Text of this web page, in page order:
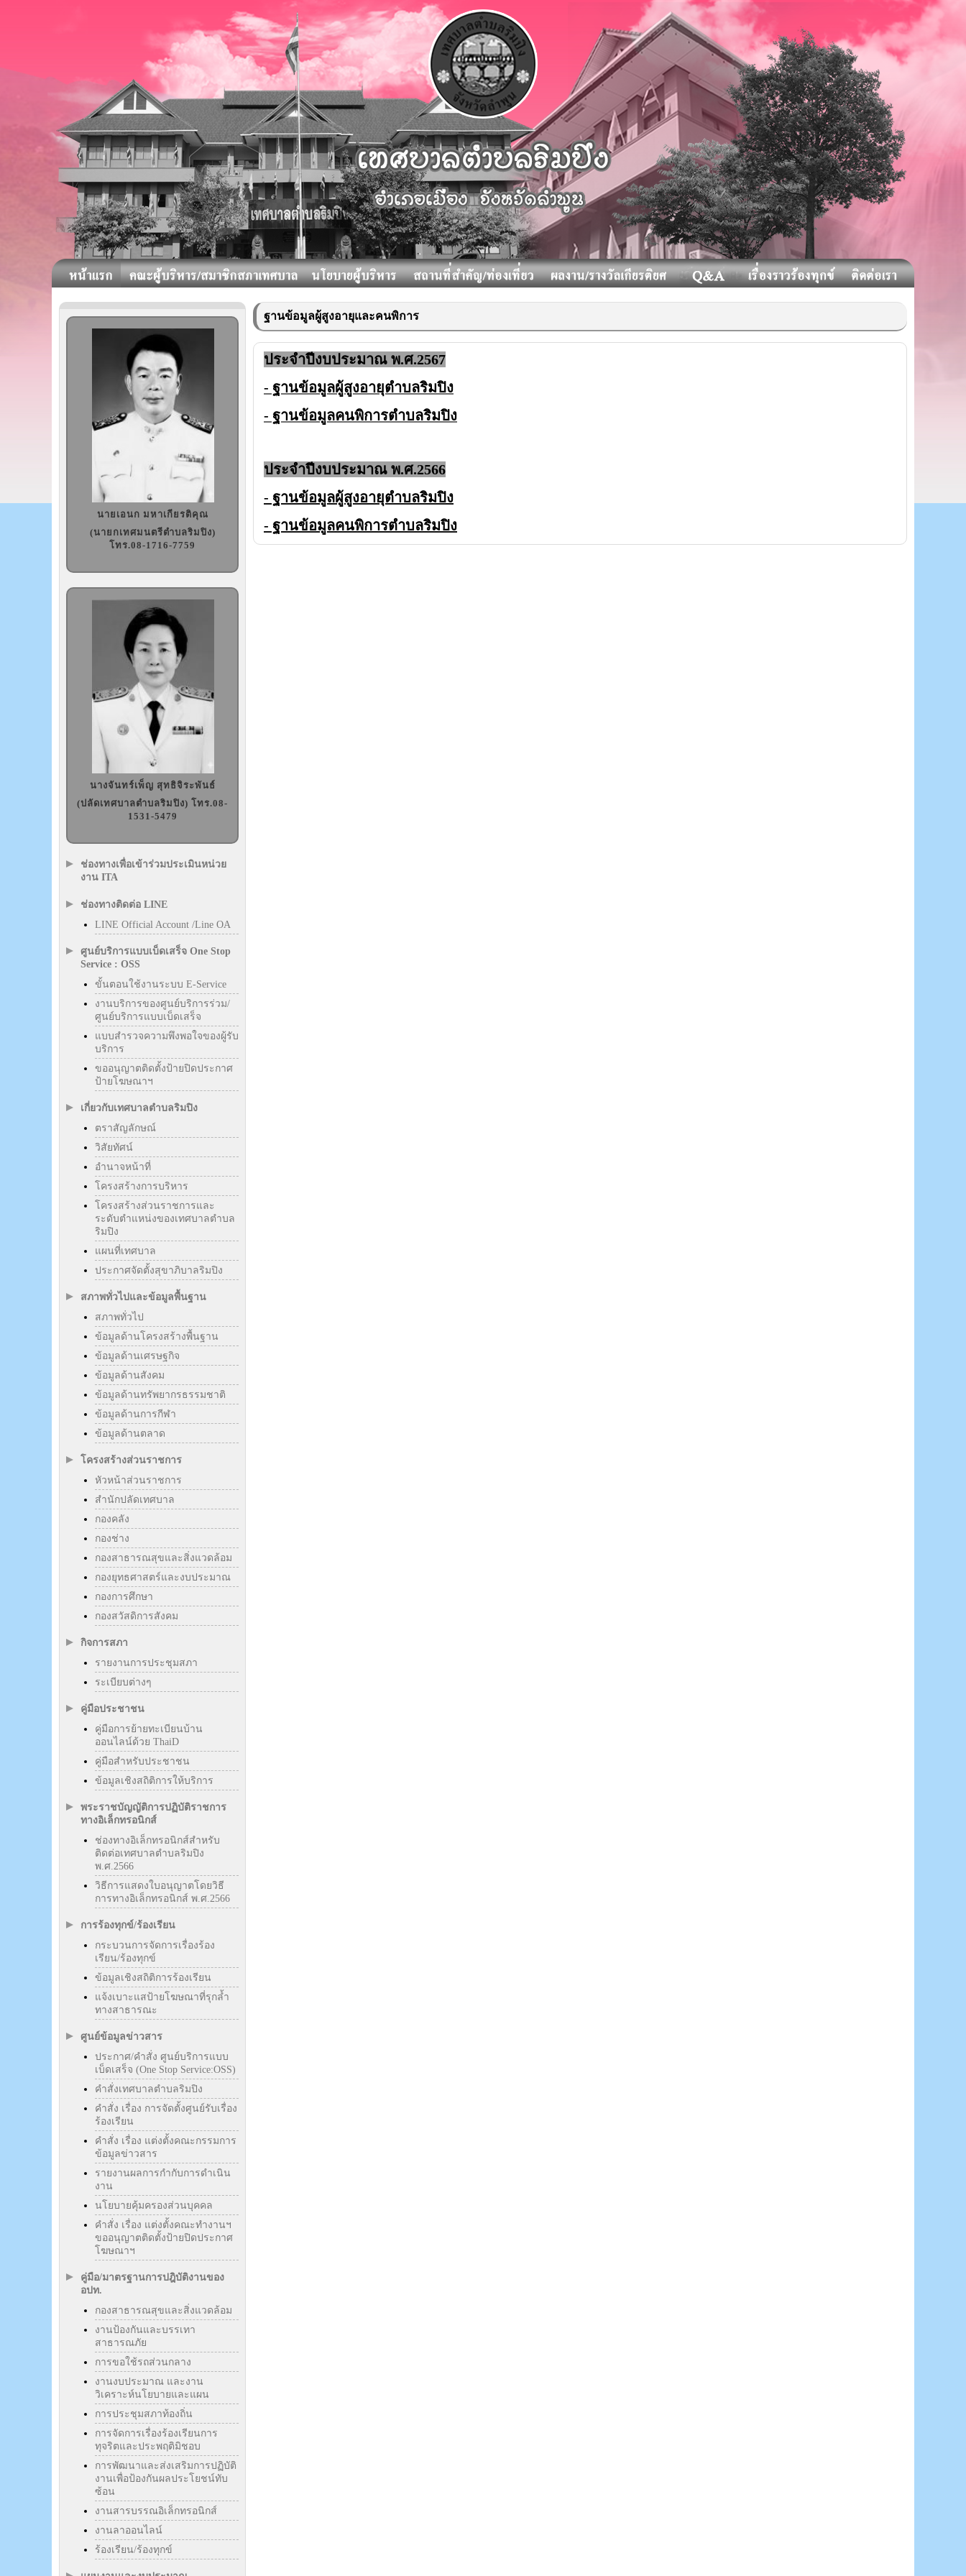
นายเอนก มหาเกียรติคุณ
(นายกเทศมนตรีตำบลริมปิง)
โทร.08-1716-7759
นางจันทร์เพ็ญ สุทธิจิระพันธ์
(ปลัดเทศบาลตำบลริมปิง) โทร.08-
1531-5479
ช่องทางเพื่อเข้าร่วมประเมินหน่วย
งาน ITA
ช่องทางติดต่อ LINE
LINE Official Account /Line OA
ศูนย์บริการแบบเบ็ดเสร็จ One Stop
Service : OSS
ขั้นตอนใช้งานระบบ E-Service
งานบริการของศูนย์บริการร่วม/
ศูนย์บริการแบบเบ็ดเสร็จ
แบบสำรวจความพึงพอใจของผู้รับ
บริการ
ขออนุญาตติดตั้งป้ายปิดประกาศ
ป้ายโฆษณาฯ
เกี่ยวกับเทศบาลตำบลริมปิง
ตราสัญลักษณ์
วิสัยทัศน์
อำนาจหน้าที่
โครงสร้างการบริหาร
โครงสร้างส่วนราชการและ
ระดับตำแหน่งของเทศบาลตำบล
ริมปิง
แผนที่เทศบาล
ประกาศจัดตั้งสุขาภิบาลริมปิง
สภาพทั่วไปและข้อมูลพื้นฐาน
สภาพทั่วไป
ข้อมูลด้านโครงสร้างพื้นฐาน
ข้อมูลด้านเศรษฐกิจ
ข้อมูลด้านสังคม
ข้อมูลด้านทรัพยากรธรรมชาติ
ข้อมูลด้านการกีฬา
ข้อมูลด้านตลาด
โครงสร้างส่วนราชการ
หัวหน้าส่วนราชการ
สำนักปลัดเทศบาล
กองคลัง
กองช่าง
กองสาธารณสุขและสิ่งแวดล้อม
กองยุทธศาสตร์และงบประมาณ
กองการศึกษา
กองสวัสดิการสังคม
กิจการสภา
รายงานการประชุมสภา
ระเบียบต่างๆ
คู่มือประชาชน
คู่มือการย้ายทะเบียนบ้าน
ออนไลน์ด้วย ThaiD
คู่มือสำหรับประชาชน
ข้อมูลเชิงสถิติการให้บริการ
พระราชบัญญัติการปฏิบัติราชการ
ทางอิเล็กทรอนิกส์
ช่องทางอิเล็กทรอนิกส์สำหรับ
ติดต่อเทศบาลตำบลริมปิง
พ.ศ.2566
วิธีการแสดงใบอนุญาตโดยวิธี
การทางอิเล็กทรอนิกส์ พ.ศ.2566
การร้องทุกข์/ร้องเรียน
กระบวนการจัดการเรื่องร้อง
เรียน/ร้องทุกข์
ข้อมูลเชิงสถิติการร้องเรียน
แจ้งเบาะแสป้ายโฆษณาที่รุกล้ำ
ทางสาธารณะ
ศูนย์ข้อมูลข่าวสาร
ประกาศ/คำสั่ง ศูนย์บริการแบบ
เบ็ดเสร็จ (One Stop Service:OSS)
คำสั่งเทศบาลตำบลริมปิง
คำสั่ง เรื่อง การจัดตั้งศูนย์รับเรื่อง
ร้องเรียน
คำสั่ง เรื่อง แต่งตั้งคณะกรรมการ
ข้อมูลข่าวสาร
รายงานผลการกำกับการดำเนิน
งาน
นโยบายคุ้มครองส่วนบุคคล
คำสั่ง เรื่อง แต่งตั้งคณะทำงานฯ
ขออนุญาตติดตั้งป้ายปิดประกาศ
โฆษณาฯ
คู่มือ/มาตรฐานการปฎิบัติงานของ
อปท.
กองสาธารณสุขและสิ่งแวดล้อม
งานป้องกันและบรรเทา
สาธารณภัย
การขอใช้รถส่วนกลาง
งานงบประมาณ และงาน
วิเคราะห์นโยบายและแผน
การประชุมสภาท้องถิ่น
การจัดการเรื่องร้องเรียนการ
ทุจริตและประพฤติมิชอบ
การพัฒนาและส่งเสริมการปฏิบัติ
งานเพื่อป้องกันผลประโยชน์ทับ
ซ้อน
งานสารบรรณอิเล็กทรอนิกส์
งานลาออนไลน์
ร้องเรียน/ร้องทุกข์
ฐานข้อมูลผู้สูงอายุและคนพิการ
ประจำปีงบประมาณ พ.ศ.2567
- ฐานข้อมูลผู้สูงอายุตำบลริมปิง
- ฐานข้อมูลคนพิการตำบลริมปิง
ประจำปีงบประมาณ พ.ศ.2566
- ฐานข้อมูลผู้สูงอายุตำบลริมปิง
- ฐานข้อมูลคนพิการตำบลริมปิง